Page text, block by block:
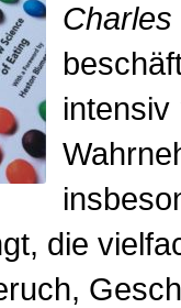
intensiv
die